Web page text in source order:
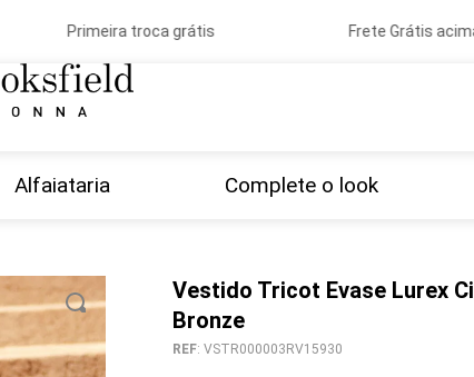
Primeira troca grátis Frete Grátis acima
Alfaiataria Complete o look
Vestido Tricot Evase Lurex
Bronze
REF: VSTR000003RV15930